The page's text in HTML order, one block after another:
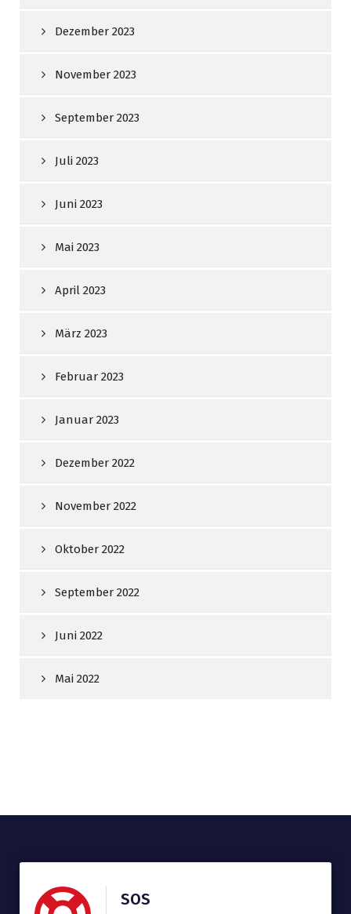
Dezember 2023
November 2023
September 2023
Juli 2023
Juni 2023
Mai 2023
April 2023
März 2023
Februar 2023
Januar 2023
Dezember 2022
November 2022
Oktober 2022
September 2022
Juni 2022
Mai 2022
SOS